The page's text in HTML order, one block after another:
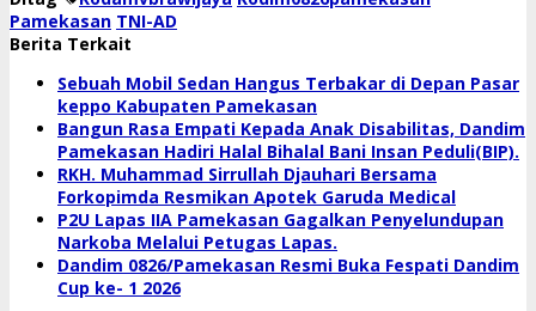
Pamekasan TNI-AD
Berita Terkait
Sebuah Mobil Sedan Hangus Terbakar di Depan Pasar
keppo Kabupaten Pamekasan
Bangun Rasa Empati Kepada Anak Disabilitas, Dandim
Pamekasan Hadiri Halal Bihalal Bani Insan Peduli(BIP).
RKH. Muhammad Sirrullah Djauhari Bersama
Forkopimda Resmikan Apotek Garuda Medical
P2U Lapas IIA Pamekasan Gagalkan Penyelundupan
Narkoba Melalui Petugas Lapas.
Dandim 0826/Pamekasan Resmi Buka Fespati Dandim
Cup ke- 1 2026